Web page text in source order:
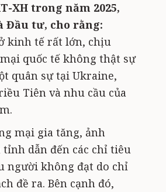
XH trong năm 2025,
Đầu tư, cho rằng:
kinh tế rất lớn, chịu
quốc tế không thật sự
quân sự tại Ukraine,
Tiên và nhu cầu của
mại gia tăng, ảnh
dẫn đến các chỉ tiêu
người không đạt do chỉ
đề ra. Bên cạnh đó,